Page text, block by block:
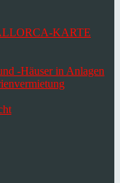
KARTE
-Häuser in Anlagen